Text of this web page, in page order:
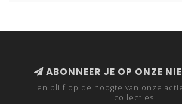
ABONNEER JE OP ONZE
en blijf op de hoogte van onze
collecties